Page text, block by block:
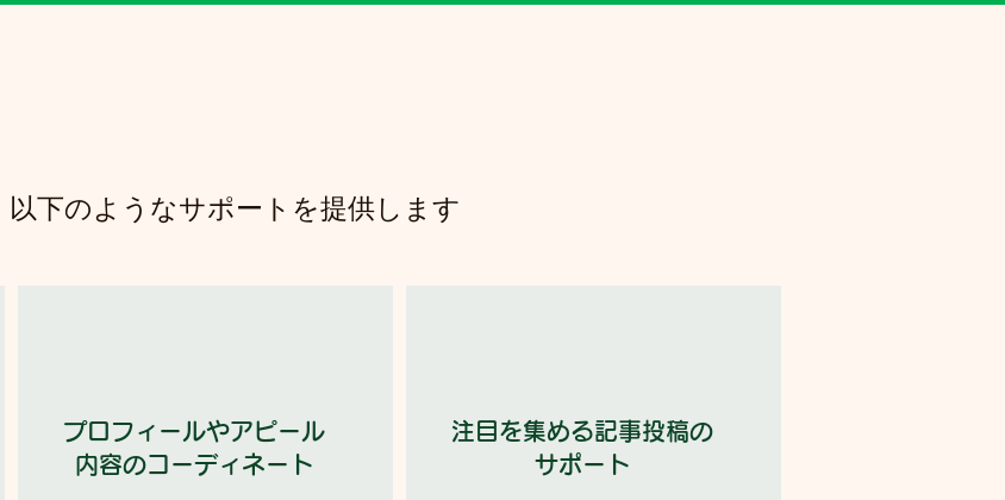
下のようなサポートを提供します
プロフィールやアピール
内容のコーディネート
注目を集める記事投稿の
サポート